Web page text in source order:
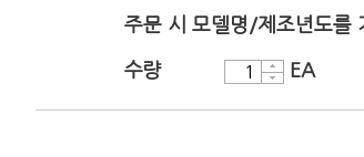
주문 시 모델명/제조년도를
수량 EA